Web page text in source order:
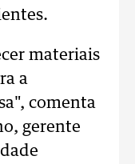
materiais
a
comenta
gerente